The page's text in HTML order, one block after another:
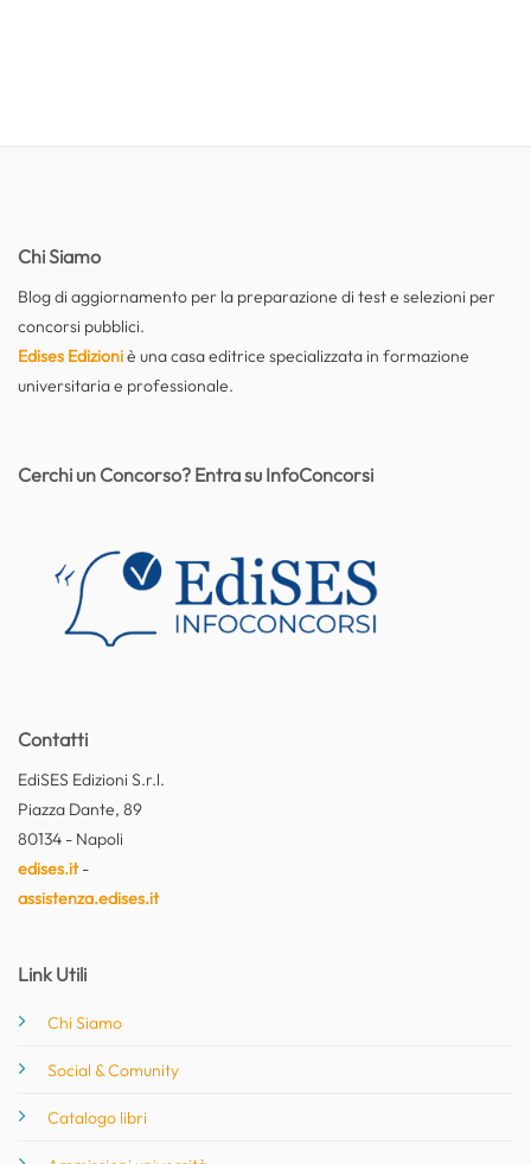
Chi Siamo
Blog di aggiornamento per la preparazione di test e selezioni per
concorsi pubblici.
Edises Edizioniè una casa editrice specializzata in formazione
universitaria e professionale.
Contatti
EdiSES Edizioni S.r.l.
Piazza Dante, 89
80134 - Napoli
edises.it-
assistenza.edises.it
Link Utili
Chi Siamo
Social & Comunity
Catalogo libri
Cerchi un Concorso? Entra su InfoConcorsi